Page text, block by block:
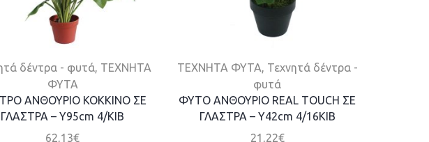
δέντρα - φυτά, ΤΕΧΝΗΤΑ
ΦΥΤΑ
ΑΝΘΟΥΡΙΟ ΚΟΚΚΙΝΟ ΣΕ
ΓΛΑΣΤΡΑ – Y95cm 4/ΚΙΒ
62,13€
ΤΕΧΝΗΤΑ ΦΥΤΑ, Τεχνητά δέντρα -
φυτά
ΦΥΤΟ ΑΝΘΟΥΡΙΟ REAL TOUCH ΣΕ
ΓΛΑΣΤΡΑ – Y42cm 4/16ΚΙΒ
21,22€